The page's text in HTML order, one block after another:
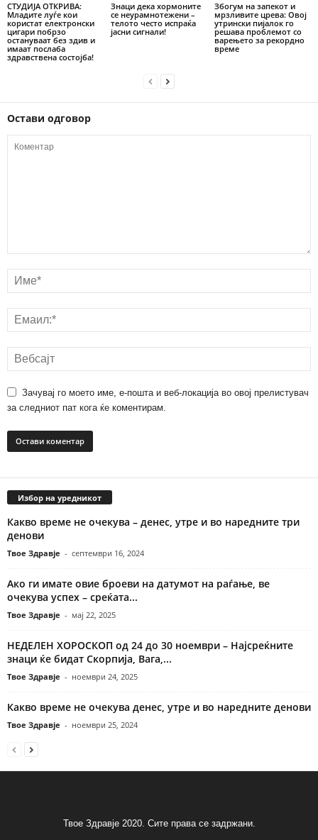
СТУДИЈА ОТКРИВА:
Младите луѓе кои
користат електронски
цигари побрзо
остануваат без здив и
имаат послаба
здравствена состојба!
Знаци дека хормоните
се неурамнотежени –
телото често испраќа
јасни сигнали!
Збогум на запекот и
мрзливите црева: Овој
утрински пијалок го
решава проблемот со
варењето за рекордно
време
Остави одговор
Зачувај го моето име, е-пошта и веб-локација во овој прелистувач
за следниот пат кога ќе коментирам.
Избор на уредникот
Какво време не очекува – денес, утре и во наредните три
денови
Твое Здравје - септември 16, 2024
Ако ги имате овие броеви на датумот на раѓање, ве
очекува успех – среќата...
Твое Здравје - мај 22, 2025
НЕДЕЛЕН ХОРОСКОП од 24 до 30 ноември – Најсреќните
знаци ќе бидат Скорпија, Вага,...
Твое Здравје - ноември 24, 2025
Какво време не очекува денес, утре и во наредните денови
Твое Здравје - ноември 25, 2024
Твое Здравје 2020. Сите права се задржани.